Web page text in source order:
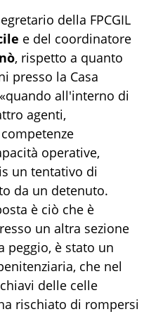
della FPCGIL
e del coordinatore
, rispetto a quanto
presso la Casa
all'interno di
agenti,
operative,
un tentativo di
da un detenuto.
è ciò che è
un altra sezione
peggio, è stato un
che nel
delle celle
rischiato di rompersi